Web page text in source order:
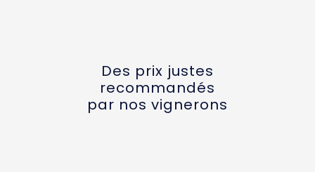
Des prix justes
recommandés
par nos vignerons